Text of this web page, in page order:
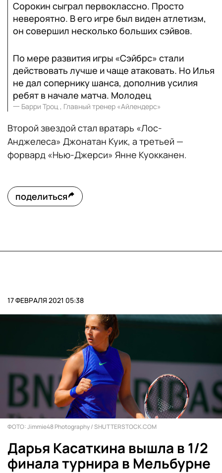
Сорокин сыграл первоклассно. Просто
невероятно. В его игре был виден атлетизм,
он совершил несколько больших сэйвов.
По мере развития игры «Сэйбрс» стали
действовать лучше и чаще атаковать. Но Илья
не дал сопернику шанса, дополнив усилия
ребят в начале матча. Молодец
一 Барри Троц , Главный тренер «Айлендерс»
Второй звездой стал вратарь «Лос-
Анджелеса» Джонатан Куик, а третьей —
форвард «Нью-Джерси» Янне Куокканен.
поделиться
17 ФЕВРАЛЯ 2021 05:38
ФОТО: Jimmie48 Photography / SHUTTERSTOCK.COM
Дарья Касаткина вышла в 1/2
финала турнира в Мельбурне